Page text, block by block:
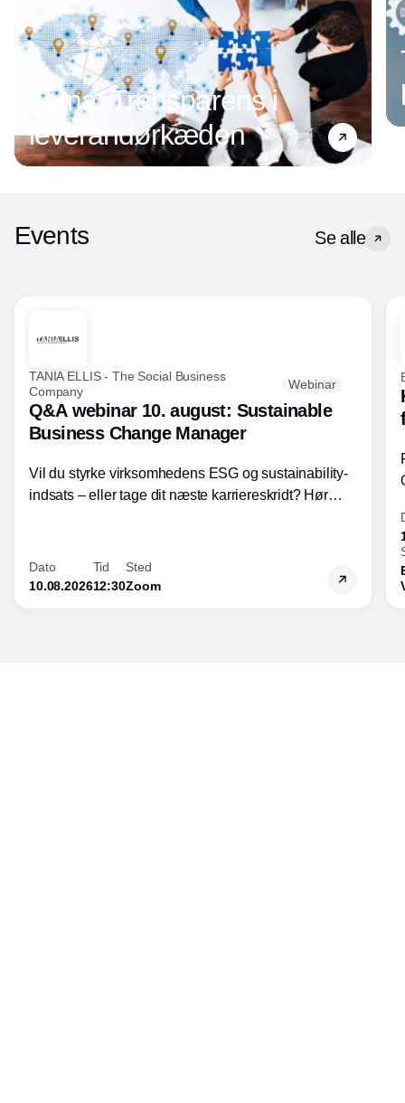
Tema: Transparens i
leverandørkæden
Events Se alle
TANIA ELLIS - The Social Business
Company
Webinar
Q&A webinar 10. august: Sustainable
Business Change Manager
Vil du styrke virksomhedens ESG og sustainability-
indsats – eller tage dit næste karriereskridt? Hør
inden for bæredygtig forretningsudvikling - så du
skaber værdi for både samfund og bundlinje.
Dato
10.08.2026
Tid
12:30
Sted
Zoom